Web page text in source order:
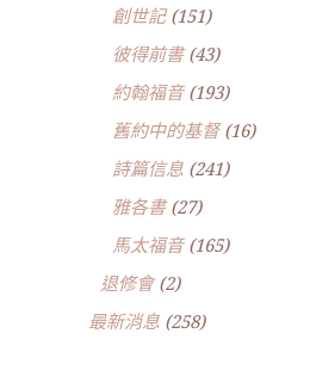
創世記(151)
彼得前書(43)
約翰福音(193)
舊約中的基督(16)
詩篇信息 (241)
雅各書(27)
馬太福音(165)
退修會(2)
最新消息 (258)